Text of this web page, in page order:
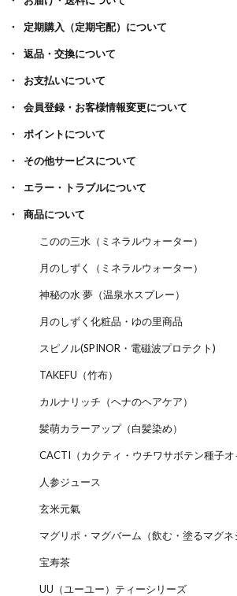
定期購入（定期宅配）について
返品・交換について
お支払いについて
会員登録・お客様情報変更について
ポイントについて
その他サービスについて
エラー・トラブルについて
商品について
このの三水（ミネラルウォーター）
月のしずく（ミネラルウォーター）
神秘の水 夢（温泉水スプレー）
月のしずく化粧品・ゆの里商品
スピノル(SPINOR・電磁波プロテクト)
TAKEFU（竹布）
カルナリッチ（ヘナのヘアケア）
髪萌カラーアップ（白髪染め）
CACTI（カクティ・ウチワサボテン種子オ
人参ジュース
玄米元氣
マグリポ・マグバーム（飲む・塗るマグネ
宝寿茶
UU（ユーユー）ティーシリーズ